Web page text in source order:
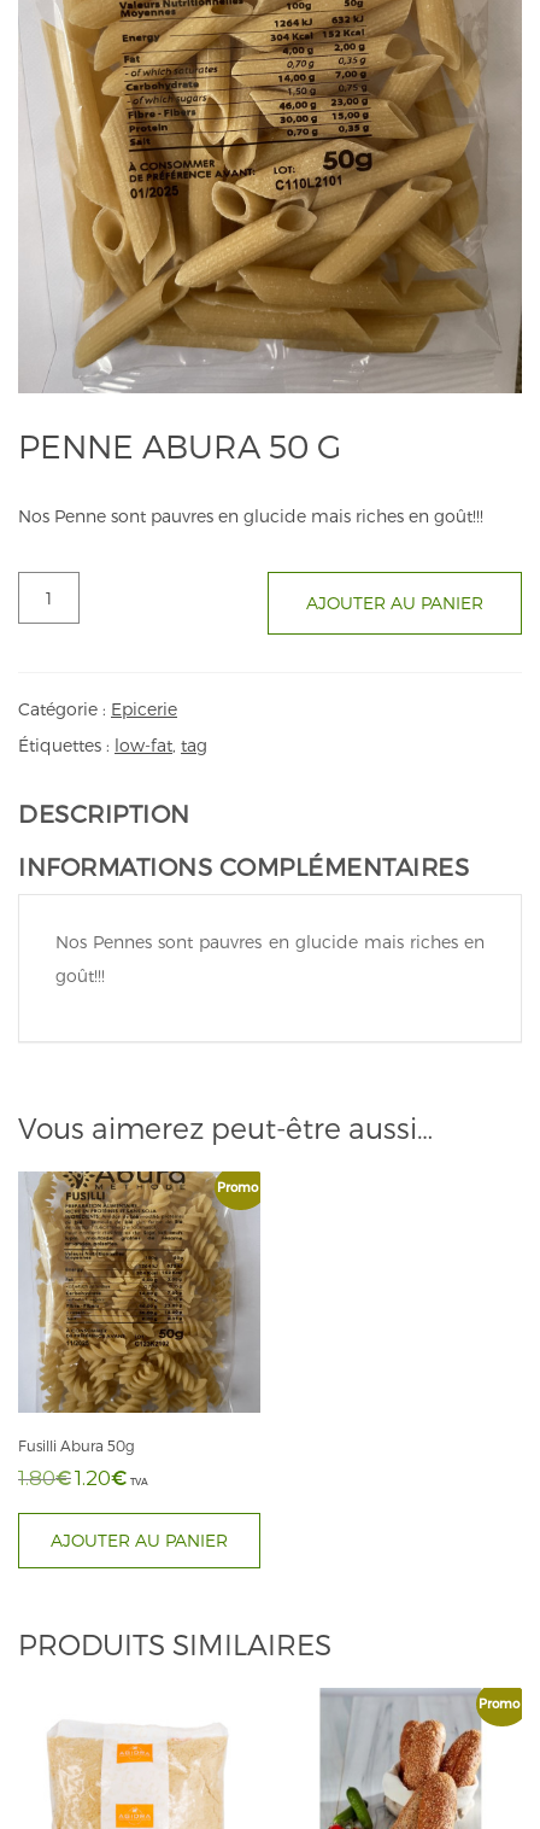
PENNE ABURA 50 G
Nos Penne sont pauvres en glucide mais riches en goût!!!
50
g
AJOUTER AU PANIER
Catégorie : Epicerie
Étiquettes : low-fat, tag
DESCRIPTION
INFORMATIONS COMPLÉMENTAIRES
Nos Pennes sont pauvres en glucide mais riches en
goût!!!
Vous aimerez peut-être aussi…
Promo !
Fusilli Abura 50g
1.80€ Le
initial
était :
1.20€Le
actuel
est :
TVA
AJOUTER AU PANIER
PRODUITS SIMILAIRES
Promo !